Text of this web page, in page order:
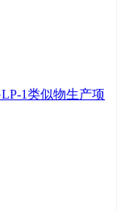
1类似物生产项